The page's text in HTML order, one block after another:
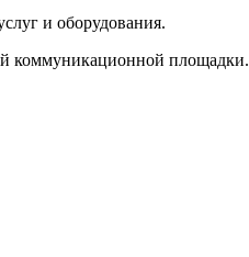
и оборудования.
коммуникационной площадки.